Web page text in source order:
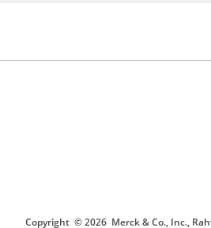
Copyright © 2026 Merck & Co., Inc.,